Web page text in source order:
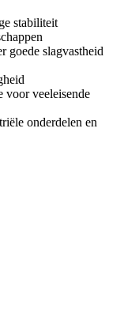
stabiliteit
goede slagvastheid
voor veeleisende
onderdelen en